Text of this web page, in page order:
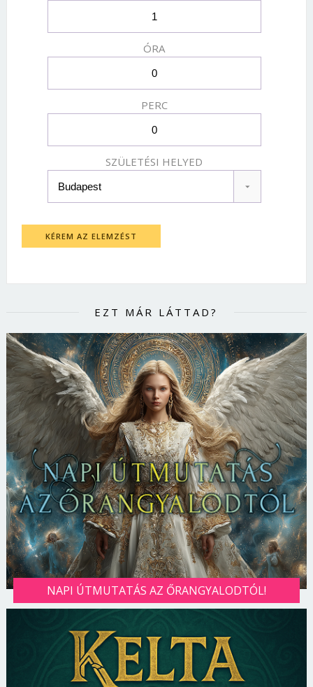
ÓRA
PERC
SZÜLETÉSI HELYED
KÉREM AZ ELEMZÉST
EZT MÁR LÁTTAD?
NAPI ÚTMUTATÁS AZ ŐRANGYALODTÓL!